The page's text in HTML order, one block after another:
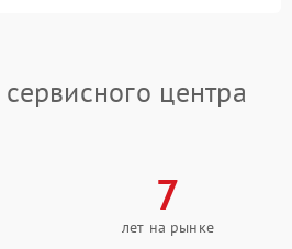
центра
7
лет на рынке